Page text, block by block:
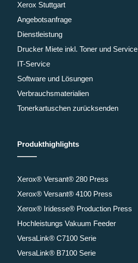
Xerox Stuttgart
Angebotsanfrage
Dienstleistung
Drucker Miete inkl. Toner und Service
IT-Service
Software und Lösungen
Verbrauchsmaterialien
Tonerkartuschen zurücksenden
Produkthighlights
Xerox® Versant® 280 Press
Xerox® Versant® 4100 Press
Xerox® Iridesse® Production Press
Hochleistungs Vakuum Feeder
VersaLink® C7100 Serie
VersaLink® B7100 Serie